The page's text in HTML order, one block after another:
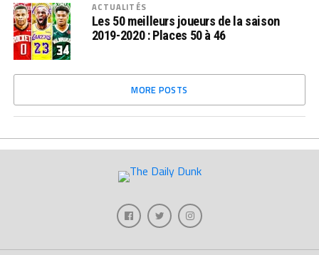
ACTUALITÉS
Les 50 meilleurs joueurs de la saison
2019-2020 : Places 50 à 46
MORE POSTS